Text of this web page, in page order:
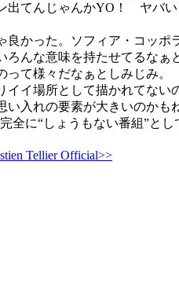
出てんじゃんかYO！
ヤバい
良かった。ソフィア・コッ
ろんな意味を持たせてるな
て様々だなぁとしみじみ。
イイ場所として描かれてな
い入れの要素が大きいのか
全に“しょうもない番組”と
Tellier Official>>